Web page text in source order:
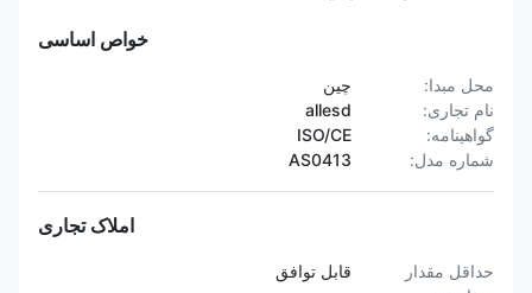
خواص اساسی
محل مبدا:
چین
نام تجاری:
allesd
گواهینامه:
ISO/CE
شماره مدل:
AS0413
املاک تجاری
حداقل مقدار
قابل توافق